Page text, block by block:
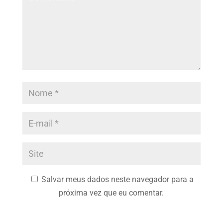
Salvar meus dados neste navegador para a
próxima vez que eu comentar.